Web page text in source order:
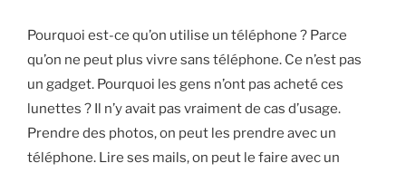
Pourquoi est-ce qu’on utilise un téléphone ? Parce
qu’on ne peut plus vivre sans téléphone. Ce n’est pas
un gadget. Pourquoi les gens n’ont pas acheté ces
lunettes ? Il n’y avait pas vraiment de cas d’usage.
Prendre des photos, on peut les prendre avec un
téléphone. Lire ses mails, on peut le faire avec un